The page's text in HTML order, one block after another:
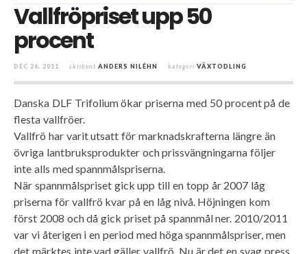
Vallfröpriset upp 50
procent
DEC 26, 2011 skribent ANDERS NILÉHN kategori VÄXTODLING
Danska DLF Trifolium ökar priserna med 50 procent på de
flesta vallfröer.
Vallfrö har varit utsatt för marknadskrafterna längre än
övriga lantbruksprodukter och prissvängningarna följer
inte alls med spannmålspriserna.
När spannmålspriset gick upp till en topp år 2007 låg
priserna för vallfrö kvar på en låg nivå. Höjningen kom
först 2008 och då gick priset på spannmål ner. 2010/2011
var vi återigen i en period med höga spannmålspriser, men
det märktes inte vad gäller vallfrö. Nu är det en svag press